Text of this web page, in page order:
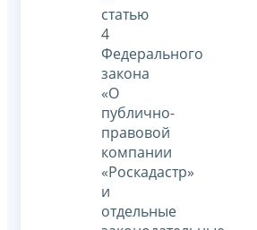
статью
4
Федерального
закона
«О
публично-
правовой
компании
«Роскадастр»
и
отдельные